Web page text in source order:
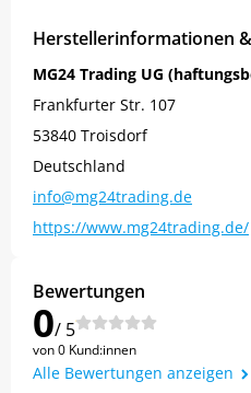
Herstellerinformationen
MG24 Trading UG
Frankfurter Str. 107
53840 Troisdorf
Deutschland
info@mg24trading.de
https://www.mg24trading.de/
Bewertungen
0/ 5
von 0 Kund:innen
Alle Bewertungen anzeigen
5% Rabatt
Bestellung sichern!